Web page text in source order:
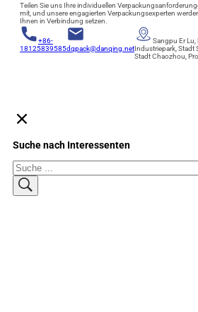
Teilen Sie uns Ihre individuellen
mit, und unsere engagierten Verpackungsexperten
Ihnen in Verbindung setzen.
+86-
18125839585dqpack@danqing.net
Sangpu Er
Industriepark, Stadt
Stadt Chaozhou,
Suche nach Interessenten
Suchen